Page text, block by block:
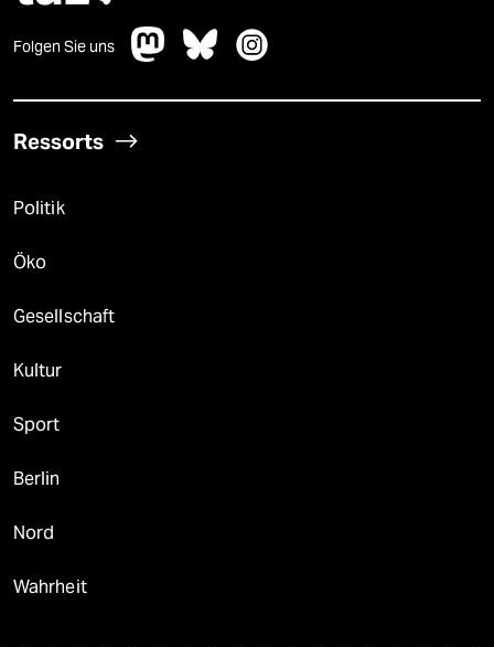
Folgen Sie uns
Ressorts
Politik
Öko
Gesellschaft
Kultur
Sport
Berlin
Nord
Wahrheit